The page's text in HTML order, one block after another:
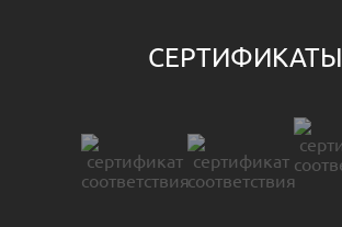
СЕРТИФИКАТЫ